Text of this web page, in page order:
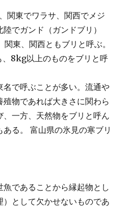
関東でワラサ、関西でメジ
でガンド（ガンドブリ）
東、関西ともブリと呼ぶ。
8kg以上のものをブリと呼
名で呼ぶことが多い。流通や
物であれば大きさに関わら
一方、天然物をブリと呼ん
る。 富山県の氷見の寒ブリ
であることから縁起物とし
として欠かせないものであ